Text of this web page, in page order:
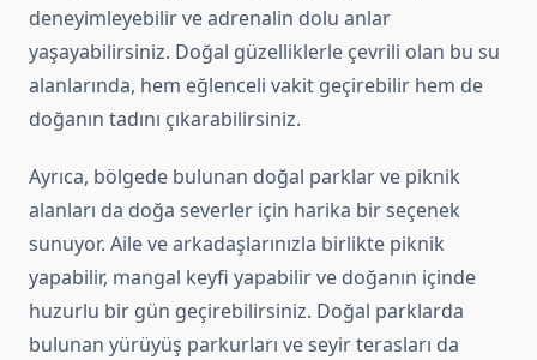
deneyimleyebilir ve adrenalin dolu anlar
yaşayabilirsiniz. Doğal güzelliklerle çevrili olan bu su
alanlarında, hem eğlenceli vakit geçirebilir hem de
doğanın tadını çıkarabilirsiniz.
Ayrıca, bölgede bulunan doğal parklar ve piknik
alanları da doğa severler için harika bir seçenek
sunuyor. Aile ve arkadaşlarınızla birlikte piknik
yapabilir, mangal keyfi yapabilir ve doğanın içinde
huzurlu bir gün geçirebilirsiniz. Doğal parklarda
bulunan yürüyüş parkurları ve seyir terasları da